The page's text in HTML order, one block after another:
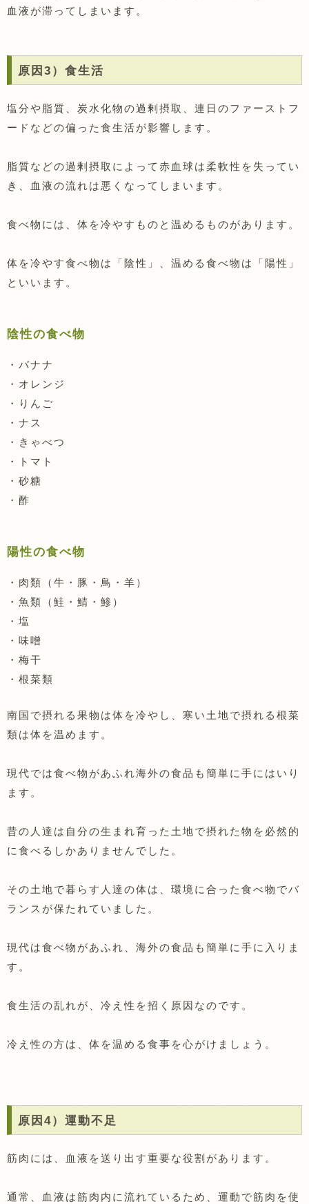
血液が滞ってしまいます。
原因3）食生活
塩分や脂質、炭水化物の過剰摂取、連日のファーストフ
ードなどの偏った食生活が影響します。
脂質などの過剰摂取によって赤血球は柔軟性を失ってい
き、血液の流れは悪くなってしまいます。
食べ物には、体を冷やすものと温めるものがあります。
体を冷やす食べ物は「陰性」、温める食べ物は「陽性」
といいます。
陰性の食べ物
・バナナ
・オレンジ
・りんご
・ナス
・きゃべつ
・トマト
・砂糖
・酢
陽性の食べ物
・肉類（牛・豚・鳥・羊）
・魚類（鮭・鯖・鯵）
・塩
・味噌
・梅干
・根菜類
南国で摂れる果物は体を冷やし、寒い土地で摂れる根菜
類は体を温めます。
現代では食べ物があふれ海外の食品も簡単に手にはいり
ます。
昔の人達は自分の生まれ育った土地で摂れた物を必然的
に食べるしかありませんでした。
その土地で暮らす人達の体は、環境に合った食べ物でバ
ランスが保たれていました。
現代は食べ物があふれ、海外の食品も簡単に手に入りま
す。
食生活の乱れが、冷え性を招く原因なのです。
冷え性の方は、体を温める食事を心がけましょう。
原因4）運動不足
筋肉には、血液を送り出す重要な役割があります。
通常、血液は筋肉内に流れているため、運動で筋肉を使